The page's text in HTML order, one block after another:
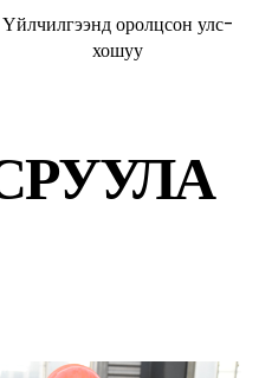
Үйлчилгээнд оролцсон улс-
хошуу